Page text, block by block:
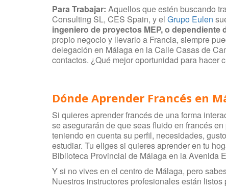
Para Trabajar: Aquellos que estén buscando
Consulting SL, CES Spain, y el Grupo Eulen
ingeniero de proyectos MEP, o dependiente
propio negocio y llevarlo a Francia, siempre
delegación en Málaga en la Calle Casas de
contactos. ¿Qué mejor oportunidad para
Dónde Aprender Francés en
Si quieres aprender francés de una forma
se asegurarán de que seas fluido en francés
teniendo en cuenta su perfil, necesidades,
estudiar. Tu eliges si quieres aprender en tu
Biblioteca Provincial de Málaga en la Avenida
Y si no vives en el centro de Málaga, pero
Nuestros instructores profesionales están